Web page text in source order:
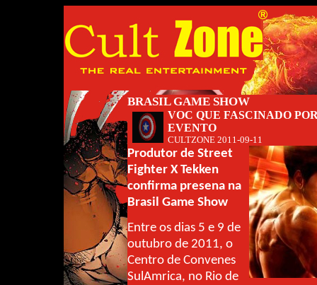
BRASIL GAME SHOW
VOC QUE FASCINADO
EVENTO
CULTZONE 2011-09-11
Produtor de Street
Fighter X Tekken
confirma presena na
Brasil Game Show
Entre os dias 5 e 9 de
outubro de 2011, o
Centro de Convenes
SulAmrica, no Rio de